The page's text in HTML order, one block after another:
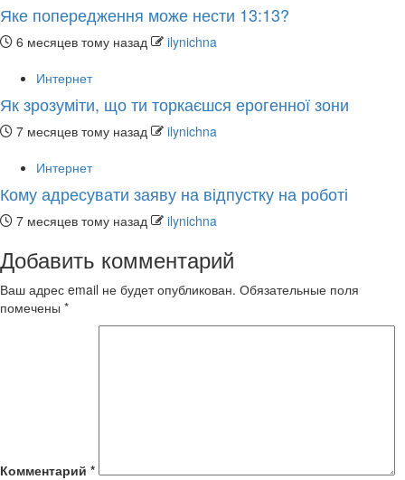
Яке попередження може нести 13:13?
6 месяцев тому назад
ilynichna
Интернет
Як зрозуміти, що ти торкаєшся ерогенної зони
7 месяцев тому назад
ilynichna
Интернет
Кому адресувати заяву на відпустку на роботі
7 месяцев тому назад ilynichna
Добавить комментарий
Ваш адрес email не будет опубликован. Обязательные поля
помечены *
Комментарий *